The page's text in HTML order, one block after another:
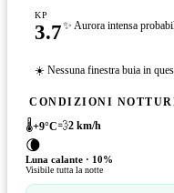
KP
3.7✨ Aurora intensa
☀️ Nessuna finestra buia in
CONDIZIONI
🌡️+9°C💨2 km/h
🌘
Luna calante · 10%
Visibile tutta la notte